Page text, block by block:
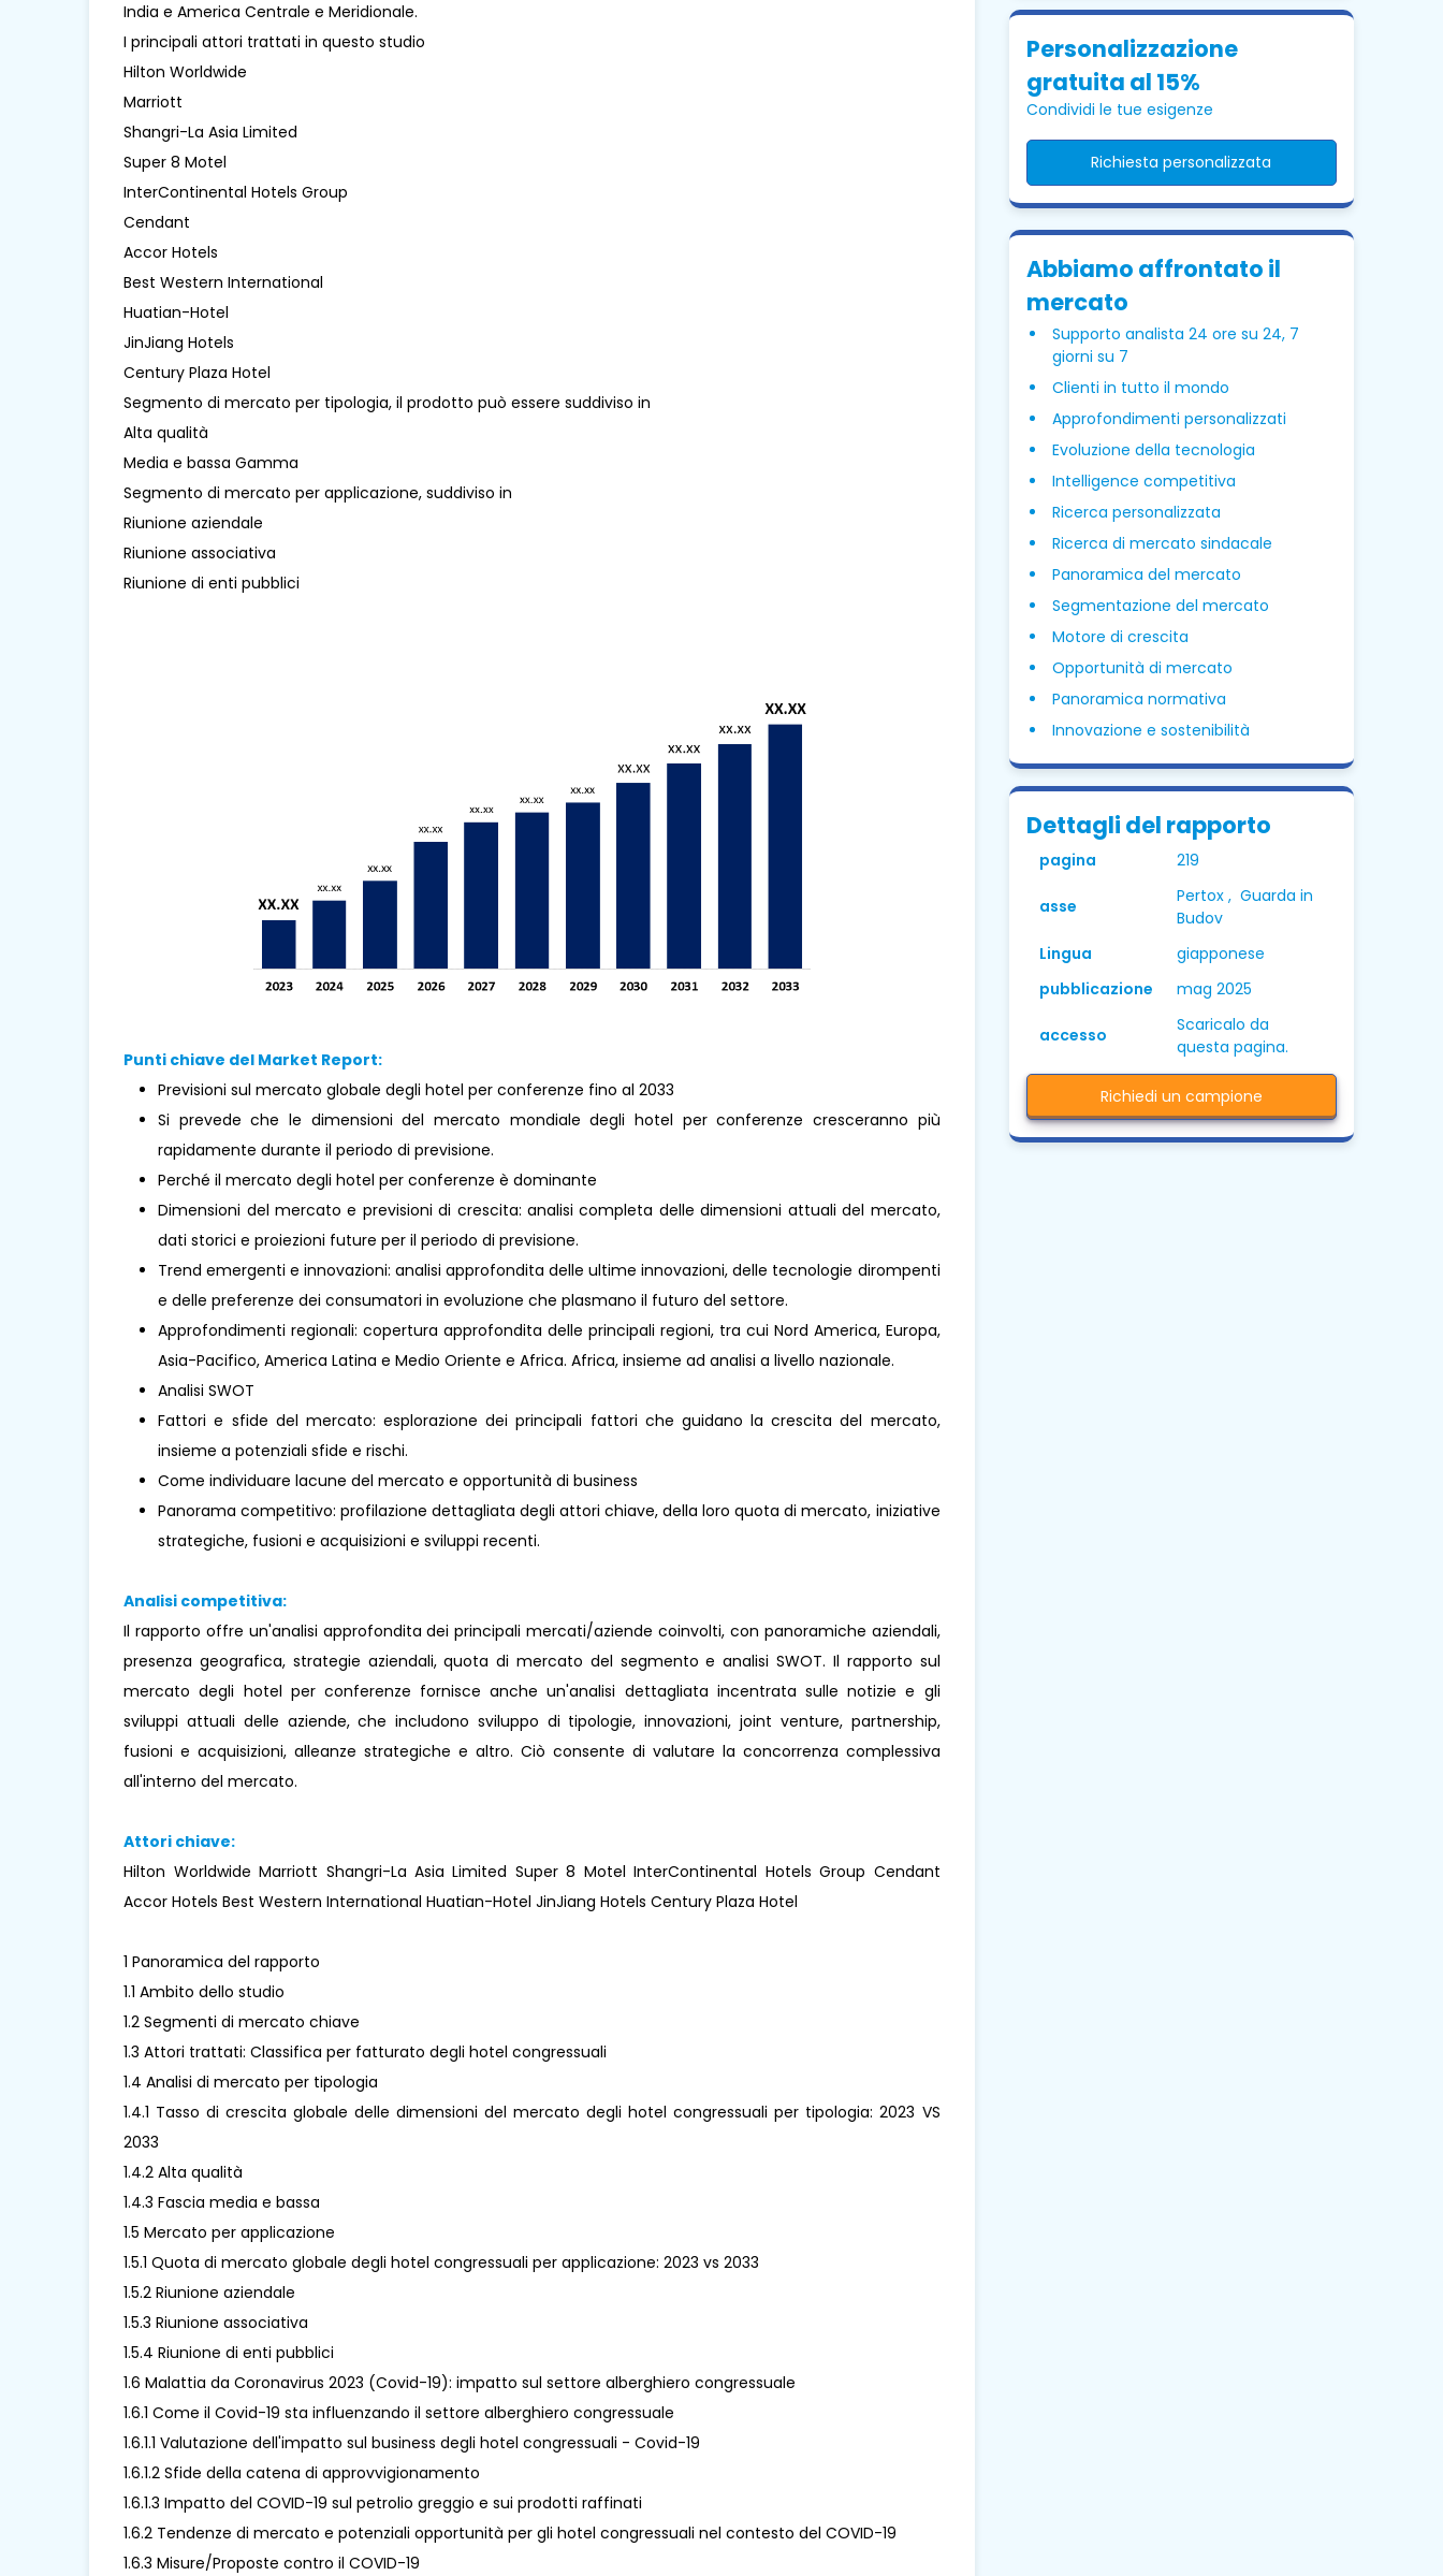
India e America Centrale e Meridionale.
I principali attori trattati in questo studio
Hilton Worldwide
Marriott
Shangri-La Asia Limited
Super 8 Motel
InterContinental Hotels Group
Cendant
Accor Hotels
Best Western International
Huatian-Hotel
JinJiang Hotels
Century Plaza Hotel
Segmento di mercato per tipologia, il prodotto può essere suddiviso in
Alta qualità
Media e bassa Gamma
Segmento di mercato per applicazione, suddiviso in
Riunione aziendale
Riunione associativa
Riunione di enti pubblici
Punti chiave del Market Report:
Previsioni sul mercato globale degli hotel per conferenze fino al 2033
Si prevede che le dimensioni del mercato mondiale degli hotel per conferenze cresceranno più
rapidamente durante il periodo di previsione.
Perché il mercato degli hotel per conferenze è dominante
Dimensioni del mercato e previsioni di crescita: analisi completa delle dimensioni attuali del mercato,
dati storici e proiezioni future per il periodo di previsione.
Trend emergenti e innovazioni: analisi approfondita delle ultime innovazioni, delle tecnologie dirompenti
e delle preferenze dei consumatori in evoluzione che plasmano il futuro del settore.
Approfondimenti regionali: copertura approfondita delle principali regioni, tra cui Nord America, Europa,
Asia-Pacifico, America Latina e Medio Oriente e Africa. Africa, insieme ad analisi a livello nazionale.
Analisi SWOT
Fattori e sfide del mercato: esplorazione dei principali fattori che guidano la crescita del mercato,
insieme a potenziali sfide e rischi.
Come individuare lacune del mercato e opportunità di business
Panorama competitivo: profilazione dettagliata degli attori chiave, della loro quota di mercato, iniziative
strategiche, fusioni e acquisizioni e sviluppi recenti.
Analisi competitiva:
Il rapporto offre un'analisi approfondita dei principali mercati/aziende coinvolti, con panoramiche aziendali,
presenza geografica, strategie aziendali, quota di mercato del segmento e analisi SWOT. Il rapporto sul
mercato degli hotel per conferenze fornisce anche un'analisi dettagliata incentrata sulle notizie e gli
sviluppi attuali delle aziende, che includono sviluppo di tipologie, innovazioni, joint venture, partnership,
fusioni e acquisizioni, alleanze strategiche e altro. Ciò consente di valutare la concorrenza complessiva
all'interno del mercato.
Attori chiave:
Hilton Worldwide Marriott Shangri-La Asia Limited Super 8 Motel InterContinental Hotels Group Cendant
Accor Hotels Best Western International Huatian-Hotel JinJiang Hotels Century Plaza Hotel
1 Panoramica del rapporto
1.1 Ambito dello studio
1.2 Segmenti di mercato chiave
1.3 Attori trattati: Classifica per fatturato degli hotel congressuali
1.4 Analisi di mercato per tipologia
1.4.1 Tasso di crescita globale delle dimensioni del mercato degli hotel congressuali per tipologia: 2023 VS
2033
1.4.2 Alta qualità
1.4.3 Fascia media e bassa
1.5 Mercato per applicazione
1.5.1 Quota di mercato globale degli hotel congressuali per applicazione: 2023 vs 2033
1.5.2 Riunione aziendale
1.5.3 Riunione associativa
1.5.4 Riunione di enti pubblici
1.6 Malattia da Coronavirus 2023 (Covid-19): impatto sul settore alberghiero congressuale
1.6.1 Come il Covid-19 sta influenzando il settore alberghiero congressuale
1.6.1.1 Valutazione dell'impatto sul business degli hotel congressuali - Covid-19
1.6.1.2 Sfide della catena di approvvigionamento
1.6.1.3 Impatto del COVID-19 sul petrolio greggio e sui prodotti raffinati
1.6.2 Tendenze di mercato e potenziali opportunità per gli hotel congressuali nel contesto del COVID-19
1.6.3 Misure/Proposte contro il COVID-19
Personalizzazione
gratuita al 15%
Condividi le tue esigenze
Richiesta personalizzata
Abbiamo affrontato il
mercato
Supporto analista 24 ore su 24, 7
giorni su 7
Clienti in tutto il mondo
Approfondimenti personalizzati
Evoluzione della tecnologia
Intelligence competitiva
Ricerca personalizzata
Ricerca di mercato sindacale
Panoramica del mercato
Segmentazione del mercato
Motore di crescita
Opportunità di mercato
Panoramica normativa
Innovazione e sostenibilità
Dettagli del rapporto
pagina 219
asse
Pertox , Guarda in
Budov
Lingua
giapponese
pubblicazione
mag 2025
accesso
Scaricalo da
questa pagina.
Richiedi un campione